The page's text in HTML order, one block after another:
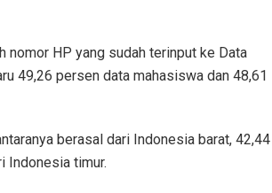
nomor HP yang sudah terinput ke Data
49,26 persen data mahasiswa dan 48,61
berasal dari Indonesia barat, 42,44
Indonesia timur.